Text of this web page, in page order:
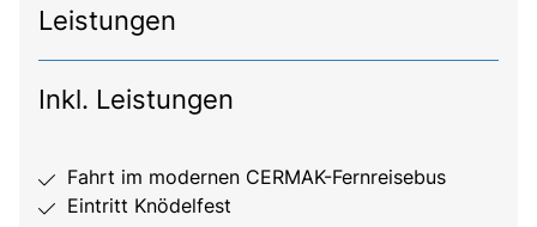
Leistungen
Inkl. Leistungen
Fahrt im modernen CERMAK-Fernreisebus
Eintritt Knödelfest